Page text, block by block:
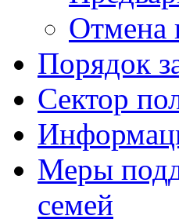
Отмена
Порядок
Сектор
Меры
семей